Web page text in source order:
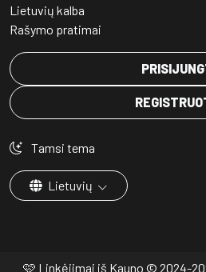
Lietuvių kalba
Rašymo pratimai
Tamsi tema
Lietuvių
🩷 Linkėjimai iš Kauno © 2024-